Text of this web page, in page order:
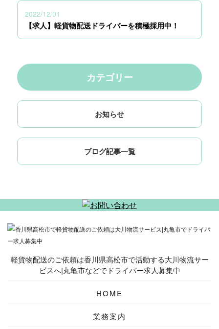
2022/12/01
【求人】軽貨物配送ドライバーを積極採用中！
カテゴリー
お知らせ
ブログ記事一覧
軽貨物配送のご依頼は香川県高松市で活動する大川物流サー
ビスへ|丸亀市などでドライバー求人募集中
HOME
業務案内